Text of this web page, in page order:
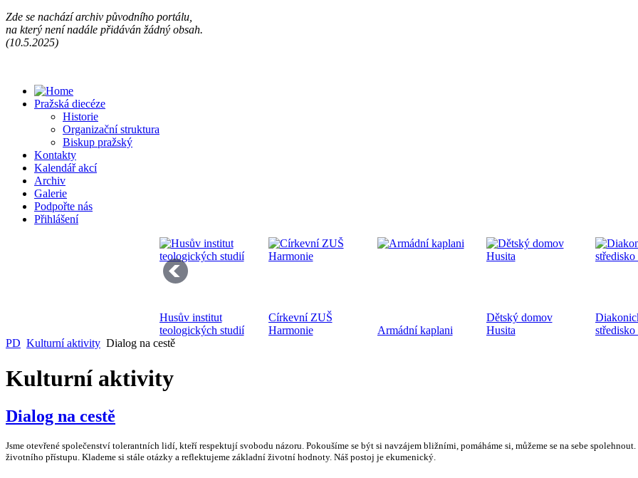
Bohoslužba ke dni válečných veteránů 10.11.2024
K ukončení 1. sv. války a k 83. výročí úmrtí bratra Jana Opletala
Zde se nachází archiv původního portálu,
na který není nadále přidáván žádný obsah.
(10.5.2025)
Pražská diecéze
Historie
Organizační struktura
Biskup pražský
Kontakty
Kalendář akcí
Archiv
Galerie
Podpořte nás
Přihlášení
Husův institut
teologických studií
Církevní ZUŠ
Harmonie
Armádní kaplani
Dětský domov
Husita
PD Kulturní aktivity Dialog na cestě
Kulturní aktivity
Dialog na cestě
Jsme otevřené společenství tolerantních lidí, kteří respektují svobodu názoru. Pokoušíme se být si navzájem bližními, pomáháme si, můžeme se na sebe
životního přístupu. Klademe si stále otázky a reflektujeme základní životní hodnoty. Náš postoj je ekumenický.